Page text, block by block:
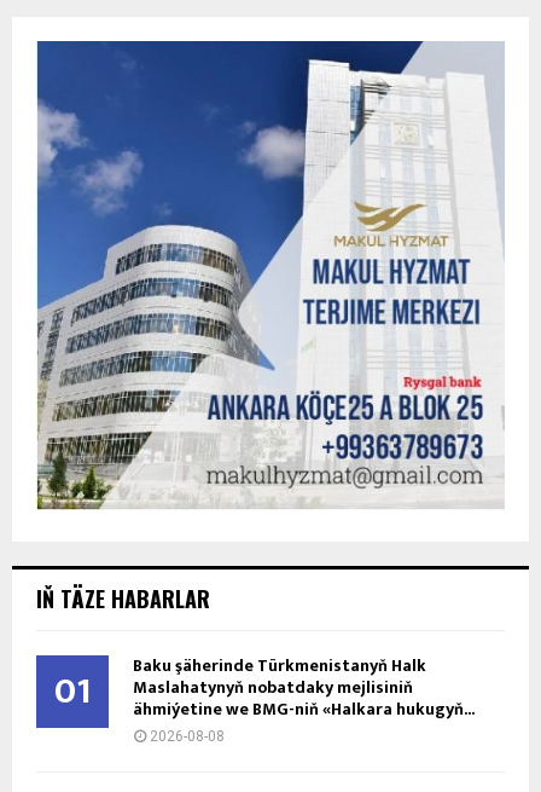
IŇ TÄZE HABARLAR
01 Baku şäherinde Türkmenistanyň Halk
Maslahatynyň nobatdaky mejlisiniň
ähmiýetine we BMG-niň «Halkara hukugyň...
2026-08-08